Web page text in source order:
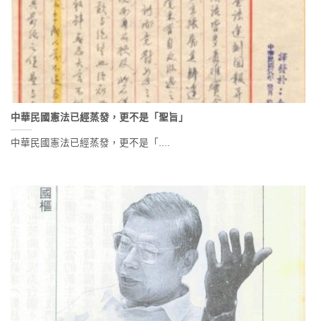
中華民國憲法已經蒸發，更不是「聖旨」
中華民國憲法已經蒸發，更不是「....